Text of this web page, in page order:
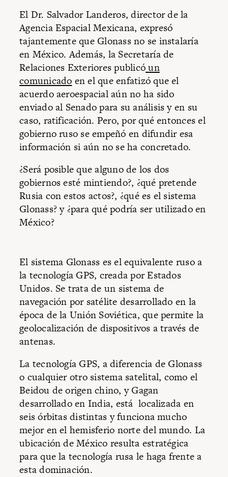
El Dr. Salvador Landeros, director de la
Agencia Espacial Mexicana, expresó
tajantemente que Glonass no se instalaría
en México. Además, la Secretaría de
Relaciones Exteriores publicóun
comunicado en el que enfatizó que el
acuerdo aeroespacial aún no ha sido
enviado al Senado para su análisis y en su
caso, ratificación. Pero, por qué entonces el
gobierno ruso se empeñó en difundir esa
información si aún no se ha concretado.
¿Será posible que alguno de los dos
gobiernos esté mintiendo?, ¿qué pretende
Rusia con estos actos?, ¿qué es el sistema
Glonass? y ¿para qué podría ser utilizado en
México?
El sistema Glonass es el equivalente ruso a
la tecnología GPS, creada por Estados
Unidos. Se trata de un sistema de
navegación por satélite desarrollado en la
época de la Unión Soviética, que permite la
geolocalización de dispositivos a través de
antenas.
La tecnología GPS, a diferencia de Glonass
o cualquier otro sistema satelital, como el
Beidou de origen chino, y Gagan
desarrollado en India, está localizada en
seis órbitas distintas y funciona mucho
mejor en el hemisferio norte del mundo. La
ubicación de México resulta estratégica
para que la tecnología rusa le haga frente a
esta dominación.